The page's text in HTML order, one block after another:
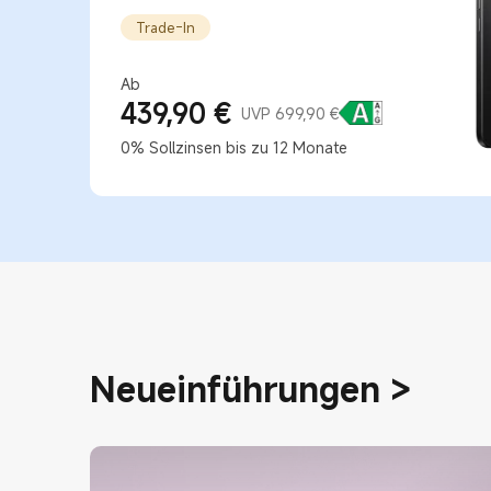
Trade-In
Ab
439,90 €
Current Price €439.9UVP 699,90 €
Marketing price 699,90 €
0% Sollzinsen bis zu 12 Monate
Neueinführungen >